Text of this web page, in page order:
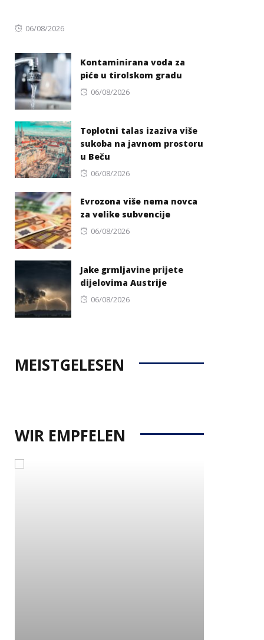
Posted
06/08/2026
Kontaminirana voda za
piće u tirolskom gradu
Posted
06/08/2026
Toplotni talas izaziva više
sukoba na javnom prostoru
u Beču
Posted
06/08/2026
Evrozona više nema novca
za velike subvencije
Posted
06/08/2026
Jake grmljavine prijete
dijelovima Austrije
Posted
06/08/2026
MEISTGELESEN
WIR EMPFELEN